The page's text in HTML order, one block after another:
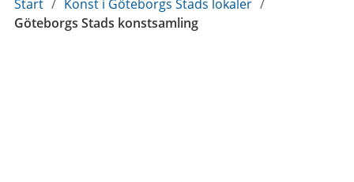
Du
är
Start / Konst i Göteborgs Stads lokaler /
Göteborgs Stads konstsamling